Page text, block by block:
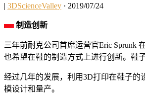
| 3DScienceValley · 2019/07/24
制造创新
三年前耐克公司首席运营官Eric Sprunk
也希望在鞋的制造方式上进行创新。
经过几年的发展，利用3D打印在鞋子
模设计和量产。